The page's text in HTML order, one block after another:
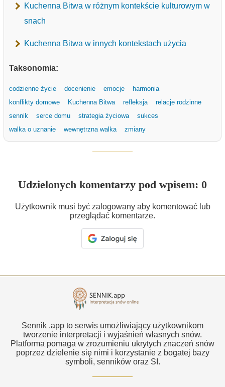
Kuchenna Bitwa w różnym kontekście kulturowym w
snach
Kuchenna Bitwa w innych kontekstach użycia
Taksonomia:
codzienne życie docenienie emocje
harmonia
konflikty domowe
Kuchenna Bitwa refleksja
relacje rodzinne
sennik
serce domu strategia życiowa
sukces
walka o uznanie
wewnętrzna walka zmiany
Udzielonych komentarzy pod wpisem: 0
Użytkownik musi być zalogowany aby komentować lub
przeglądać komentarze.
Sennik .app to serwis umożliwiający użytkownikom
tworzenie interpretacji i wyjaśnień własnych snów.
Platforma pomaga w zrozumieniu ukrytych znaczeń snów
poprzez dzielenie się nimi i korzystanie z bogatej bazy
symboli, senników oraz SI.